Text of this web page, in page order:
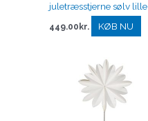
juletræsstjerne sølv lille
449.00 kr. KØB NU